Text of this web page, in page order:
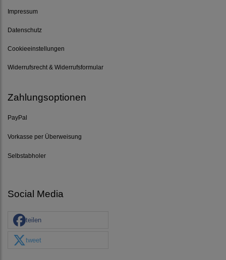
Impressum
Datenschutz
Cookieeinstellungen
Widerrufsrecht & Widerrufsformular
Zahlungsoptionen
PayPal
Vorkasse per Überweisung
Selbstabholer
Social Media
teilen
tweet